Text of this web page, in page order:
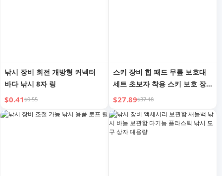
낚시 장비 회전 개방형 커넥터
바다 낚시 8자 링
$0.41$0.55
스키 장비 힙 패드 무릎 보호대
세트 초보자 착용 스키 보호 장
비 풀 세트 베니어 이중 보드 낙
하 방지 부드러운 힙 패드 힙 쿠
션
$27.89$37.18